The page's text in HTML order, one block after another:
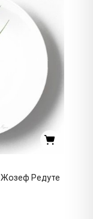
Жозеф Редуте